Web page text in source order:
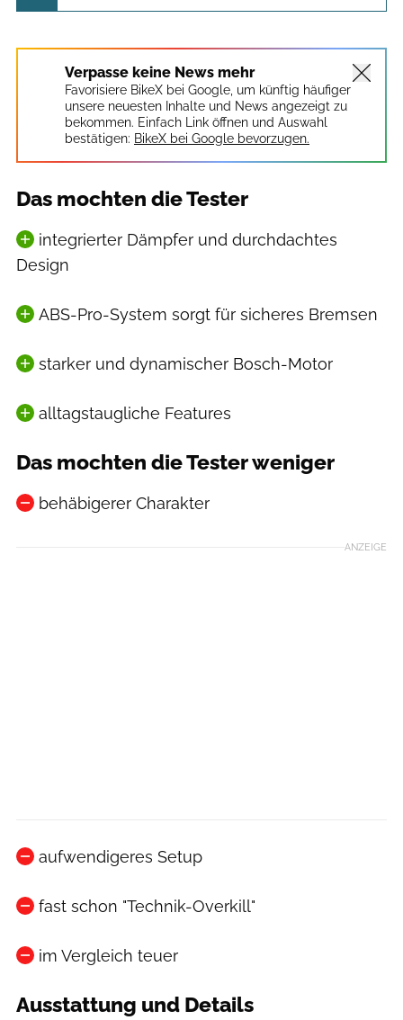
Verpasse keine News mehr
Favorisiere BikeX bei Google, um künftig häufiger
unsere neuesten Inhalte und News angezeigt zu
bekommen. Einfach Link öffnen und Auswahl
bestätigen: BikeX bei Google bevorzugen.
Das mochten die Tester
integrierter Dämpfer und durchdachtes
Design
ABS-Pro-System sorgt für sicheres Bremsen
starker und dynamischer Bosch-Motor
alltagstaugliche Features
Das mochten die Tester weniger
behäbigerer Charakter
ANZEIGE
aufwendigeres Setup
fast schon "Technik-Overkill"
im Vergleich teuer
Ausstattung und Details